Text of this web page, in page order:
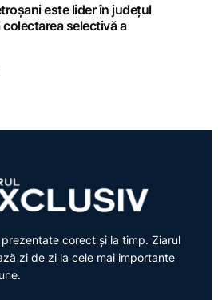
este lider în județul
colectarea selectivă a
prezentate corect și la timp. Ziarul
zi de zi la cele mai importante